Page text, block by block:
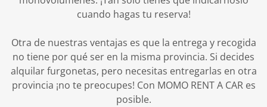
cuando hagas tu reserva!
Otra de nuestras ventajas es que la entrega y recogida
no tiene por qué ser en la misma provincia. Si decides
alquilar furgonetas, pero necesitas entregarlas en otra
provincia ¡no te preocupes! Con MOMO RENT A CAR es
posible.